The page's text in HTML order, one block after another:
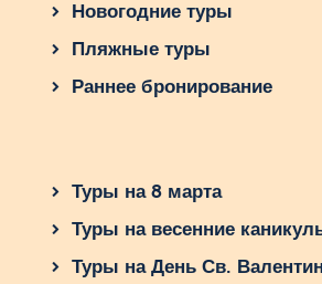
Новогодние туры
Пляжные туры
Раннее бронирование
Туры на 8 марта
Туры на весенние
Туры на День Св.